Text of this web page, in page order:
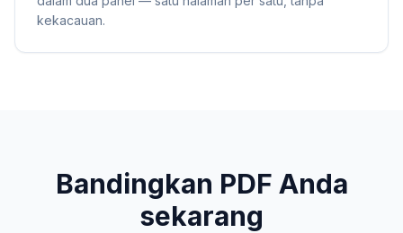
kekacauan.
Bandingkan PDF Anda
sekarang